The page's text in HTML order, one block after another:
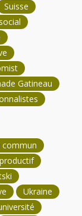
Suisse
Gatineau
Ukraine